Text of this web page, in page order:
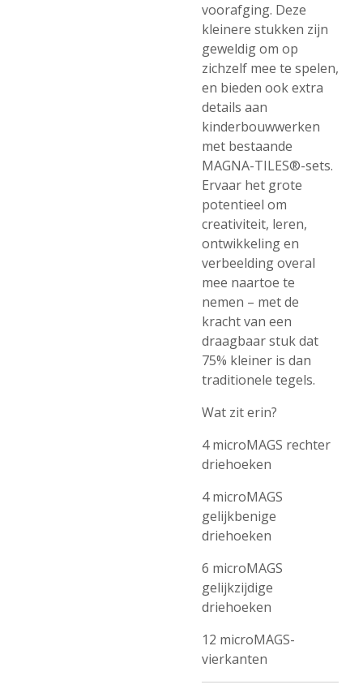
voorafging. Deze
kleinere stukken zijn
geweldig om op
zichzelf mee te spelen,
en bieden ook extra
details aan
kinderbouwwerken
met bestaande
MAGNA-TILES®-sets.
Ervaar het grote
potentieel om
creativiteit, leren,
ontwikkeling en
verbeelding overal
mee naartoe te
nemen – met de
kracht van een
draagbaar stuk dat
75% kleiner is dan
traditionele tegels.
Wat zit erin?
4 microMAGS rechter
driehoeken
4 microMAGS
gelijkbenige
driehoeken
6 microMAGS
gelijkzijdige
driehoeken
12 microMAGS-
vierkanten